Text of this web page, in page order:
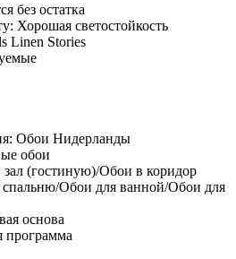
без остатка
Хорошая светостойкость
Linen Stories
Обои Нидерланды
обои
(гостиную)/Обои в коридор
Обои для ванной/Обои для
основа
программа